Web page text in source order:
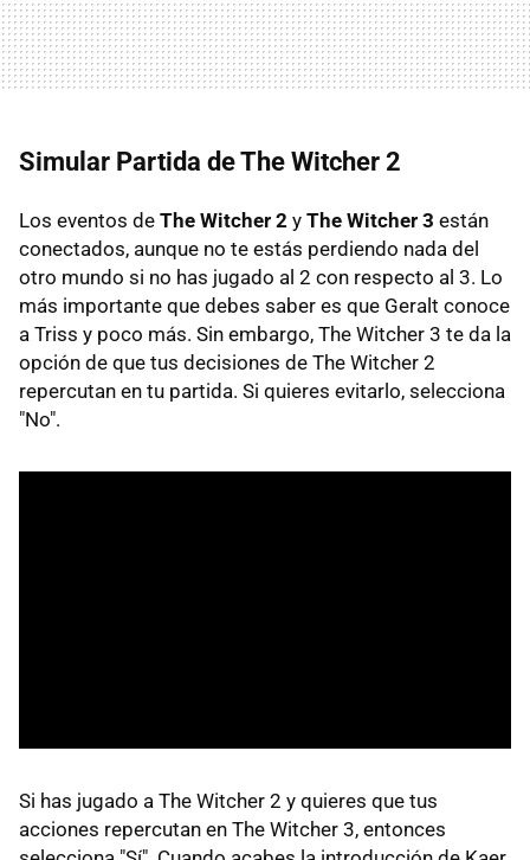
Simular Partida de The Witcher 2
Los eventos de The Witcher 2 y The Witcher 3 están
conectados, aunque no te estás perdiendo nada del
otro mundo si no has jugado al 2 con respecto al 3. Lo
más importante que debes saber es que Geralt conoce
a Triss y poco más. Sin embargo, The Witcher 3 te da la
opción de que tus decisiones de The Witcher 2
repercutan en tu partida. Si quieres evitarlo, selecciona
"No".
Si has jugado a The Witcher 2 y quieres que tus
acciones repercutan en The Witcher 3, entonces